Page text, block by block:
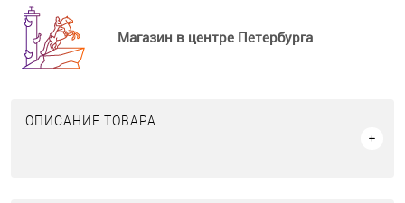
Магазин в центре Петербурга
ОПИСАНИЕ ТОВАРА